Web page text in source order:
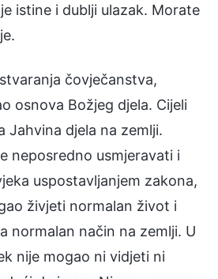
istine i dublji ulazak. Morate
čovječanstva,
osnova Božjeg djela. Cijeli
Jahvina djela na zemlji.
neposredno usmjeravati i
uspostavljanjem zakona,
živjeti normalan život i
normalan način na zemlji. U
nije mogao ni vidjeti ni